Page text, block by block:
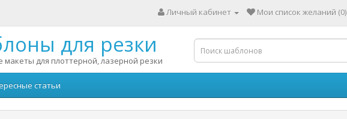
Личный кабинет Мои список желаний (0)
для резки
макеты для плоттерной, лазерной резки
статьи